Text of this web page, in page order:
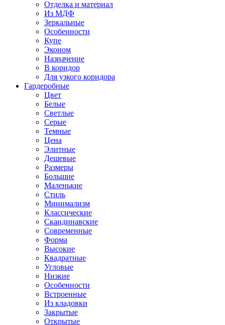
Отделка и материал
Из МДФ
Зеркальные
Особенности
Купе
Эконом
Назначение
В коридор
Для узкого коридора
Гардеробные
Цвет
Белые
Светлые
Серые
Темные
Цена
Элитные
Дешевые
Размеры
Большие
Маленькие
Стиль
Минимализм
Классические
Скандинавские
Современные
Форма
Высокие
Квадратные
Угловые
Низкие
Особенности
Встроенные
Из кладовки
Закрытые
Открытые